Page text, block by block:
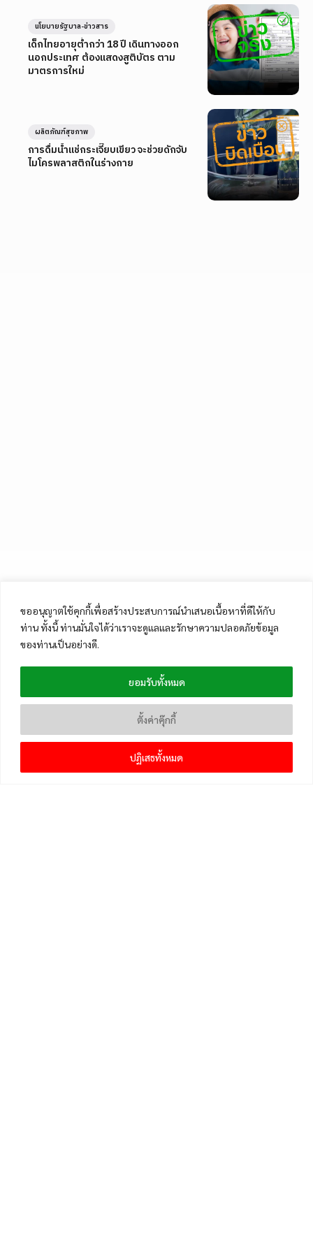
ขออนุญาตใช้คุกกี้เพื่อสร้างประสบการณ์นำเสนอเนื้อหาที่ดีให้กับ
ท่าน ทั้งนี้ ท่านมั่นใจได้ว่าเราจะดูแลและรักษาความปลอดภัยข้อมูล
ของท่านเป็นอย่างดี.
ตั้งค่าคุ๊กกี้
ปฏิเสธทั้งหมด
ยอมรับทั้งหมด
เด็กไทยอายุต่ำกว่า 18 ปี เดินทางออก
นอกประเทศ ต้องแสดงสูติบัตร ตาม
มาตรการใหม่
นโยบายรัฐบาล-ข่าวสาร
การดื่มน้ำแช่กระเจี๊ยบเขียว จะช่วยดักจับ
ไมโครพลาสติกในร่างกาย
ผลิตภัณฑ์สุขภาพ